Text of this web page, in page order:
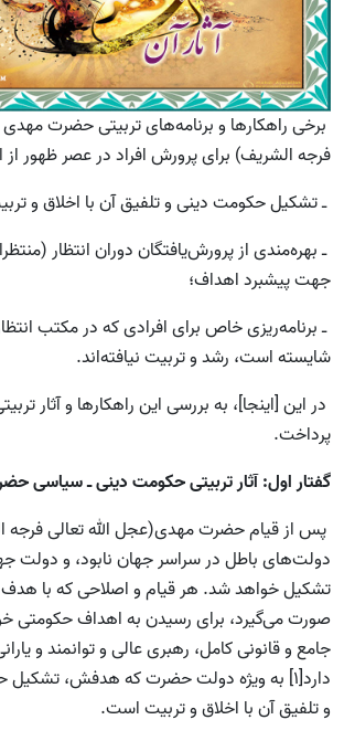
برخی راهکارها و برنامه‌های تربیتی حضرت
فرجه الشریف) برای پرورش افراد در عصر ظهور
ـ تشکیل حکومت دینی و تلفیق آن با اخلاق و
ـ بهره‌مندی از پرورش‌یافتگان دوران انتظار
جهت پیشبرد اهداف؛
ـ برنامه‌ریزی خاص برای افرادی که در مکتب
شایسته است، رشد و تربیت نیافته‌اند.
در این [اینجا]، به بررسی این راهکارها و آثار
پرداخت.
گفتار اول: آثار تربیتی حكومت دينى ـ سياسى
پس از قيام حضرت مهدى(عجل الله تعالی فرجه
دولت‌های باطل در سراسر جهان نابود، و دولت
تشكيل خواهد شد. هر قيام و اصلاحى که با
صورت می‌گیرد، براى رسيدن به اهداف حكومتى
جامع و قانونى كامل، رهبرى عالى و توانمند و
دارد[1] به ویژه دولت حضرت كه هدفش،
و تلفيق آن با اخلاق و تربيت است.